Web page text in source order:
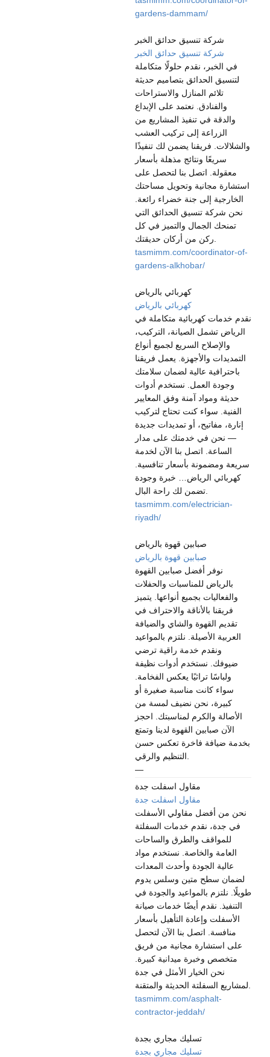
gardens-dammam/
شركة تنسيق حدائق الخبر
شركة تنسيق حدائق الخبر
في الخبر، نقدم حلولًا متكاملة
لتنسيق الحدائق بتصاميم حديثة
تلائم المنازل والاستراحات
والفنادق. نعتمد على الإبداع
والدقة في تنفيذ المشاريع من
الزراعة إلى تركيب العشب
والشلالات. فريقنا يضمن لك تنفيذًا
سريعًا ونتائج مذهلة بأسعار
معقولة. اتصل بنا لتحصل على
استشارة مجانية وتحويل مساحتك
الخارجية إلى جنة خضراء رائعة.
نحن شركة تنسيق الحدائق التي
تمنحك الجمال والتميز في كل
tasmimm.com/coordinator-of-
gardens-alkhobar/
كهربائي بالرياض
كهربائي بالرياض
نقدم خدمات كهربائية متكاملة في
الرياض تشمل الصيانة، التركيب،
والإصلاح السريع لجميع أنواع
التمديدات والأجهزة. يعمل فريقنا
باحترافية عالية لضمان سلامتك
وجودة العمل. نستخدم أدوات
حديثة ومواد آمنة وفق المعايير
الفنية. سواء كنت تحتاج لتركيب
إنارة، مفاتيح، أو تمديدات جديدة
— نحن في خدمتك على مدار
الساعة. اتصل بنا الآن لخدمة
سريعة ومضمونة بأسعار تنافسية.
كهربائي الرياض… خبرة وجودة
tasmimm.com/electrician-
riyadh/
صبابين قهوة بالرياض
صبابين قهوة بالرياض
نوفر أفضل صبابين القهوة
بالرياض للمناسبات والحفلات
والفعاليات بجميع أنواعها. يتميز
فريقنا بالأناقة والاحتراف في
تقديم القهوة والشاي والضيافة
العربية الأصيلة. نلتزم بالمواعيد
ونقدم خدمة راقية ترضي
ضيوفك. نستخدم أدوات نظيفة
ولباسًا تراثيًا يعكس الفخامة.
سواء كانت مناسبة صغيرة أو
كبيرة، نحن نضيف لمسة من
الأصالة والكرم لمناسبتك. احجز
الآن صبابين القهوة لدينا وتمتع
بخدمة ضيافة فاخرة تعكس حسن
—
مقاول اسفلت جدة
مقاول اسفلت جدة
نحن من أفضل مقاولي الأسفلت
في جدة، نقدم خدمات السفلتة
للمواقف والطرق والساحات
العامة والخاصة. نستخدم مواد
عالية الجودة وأحدث المعدات
لضمان سطح متين وسلس يدوم
طويلًا. نلتزم بالمواعيد والجودة في
التنفيذ. نقدم أيضًا خدمات صيانة
الأسفلت وإعادة التأهيل بأسعار
منافسة. اتصل بنا الآن لتحصل
على استشارة مجانية من فريق
متخصص وخبرة ميدانية كبيرة.
نحن الخيار الأمثل في جدة
tasmimm.com/asphalt-
contractor-jeddah/
تسليك مجاري بجدة
تسليك مجاري بجدة